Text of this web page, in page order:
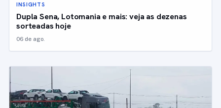
INSIGHTS
Dupla Sena, Lotomania e mais: veja as dezenas
sorteadas hoje
06 de ago.